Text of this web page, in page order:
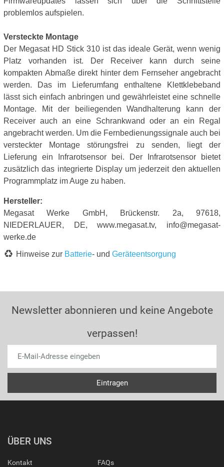
problemlos aufspielen.
Versteckte Montage
Der Megasat HD Stick 310 ist das ideale Gerät, wenn wenig
Platz vorhanden ist. Der Receiver kann durch seine
kompakten Abmaße direkt hinter dem Fernseher angebracht
werden. Das im Lieferumfang enthaltene Klettklebeband
lässt sich einfach anbringen und gewährleistet eine schnelle
Montage. Mit der beiliegenden Wandhalterung kann der
Receiver auch an eine Schrankwand oder an ein Regal
angebracht werden. Um die Fernbedienungssignale auch bei
versteckter Montage störungsfrei zu senden, liegt der
Lieferung ein Infrarotsensor bei. Der Infrarotsensor bietet
zusätzlich das integrierte Display um jederzeit den aktuellen
Programmplatz im Auge zu haben.
Hersteller:
Megasat Werke GmbH, Brückenstr. 2a, 97618,
NIEDERLAUER, DE, www.megasat.tv, info@megasat-
werke.de
Hinweise zur Batterie- und Geräteentsorgung
Newsletter abonnieren und keine Angebote
verpassen!
ÜBER UNS
Kontakt FAQs